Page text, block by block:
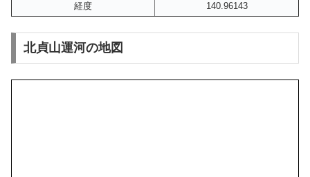
経度
140.96143
北貞山運河の地図